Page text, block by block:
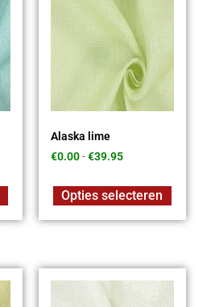
Alaska lime
€0.00-€39.95
Opties selecteren